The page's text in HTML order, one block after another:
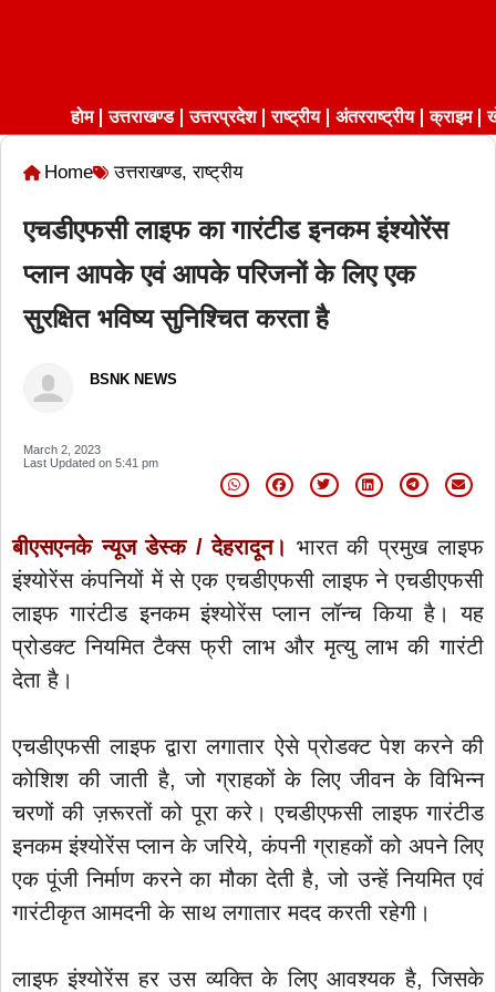
होम उत्तराखण्ड उत्तरप्रदेश राष्ट्रीय अंतरराष्ट्रीय क्राइम
Home उत्तराखण्ड,राष्ट्रीय
एचडीएफसी लाइफ का गारंटीड इनकम इंश्योरेंस
प्लान आपके एवं आपके परिजनों के लिए एक
सुरक्षित भविष्य सुनिश्चित करता है
BSNK NEWS
March 2, 2023
Last Updated on 5:41 pm
बीएसएनके न्यूज डेस्क / देहरादून। भारत की प्रमुख लाइफ
इंश्योरेंस कंपनियों में से एक एचडीएफसी लाइफ ने एचडीएफसी
लाइफ गारंटीड इनकम इंश्योरेंस प्लान लॉन्च किया है। यह
प्रोडक्ट नियमित टैक्स फ्री लाभ और मृत्यु लाभ की गारंटी
देता है।
एचडीएफसी लाइफ द्वारा लगातार ऐसे प्रोडक्ट पेश करने की
कोशिश की जाती है, जो ग्राहकों के लिए जीवन के विभिन्न
चरणों की ज़रूरतों को पूरा करे। एचडीएफसी लाइफ गारंटीड
इनकम इंश्योरेंस प्लान के जरिये, कंपनी ग्राहकों को अपने लिए
एक पूंजी निर्माण करने का मौका देती है, जो उन्हें नियमित एवं
गारंटीकृत आमदनी के साथ लगातार मदद करती रहेगी।
लाइफ इंश्योरेंस हर उस व्यक्ति के लिए आवश्यक है, जिसके